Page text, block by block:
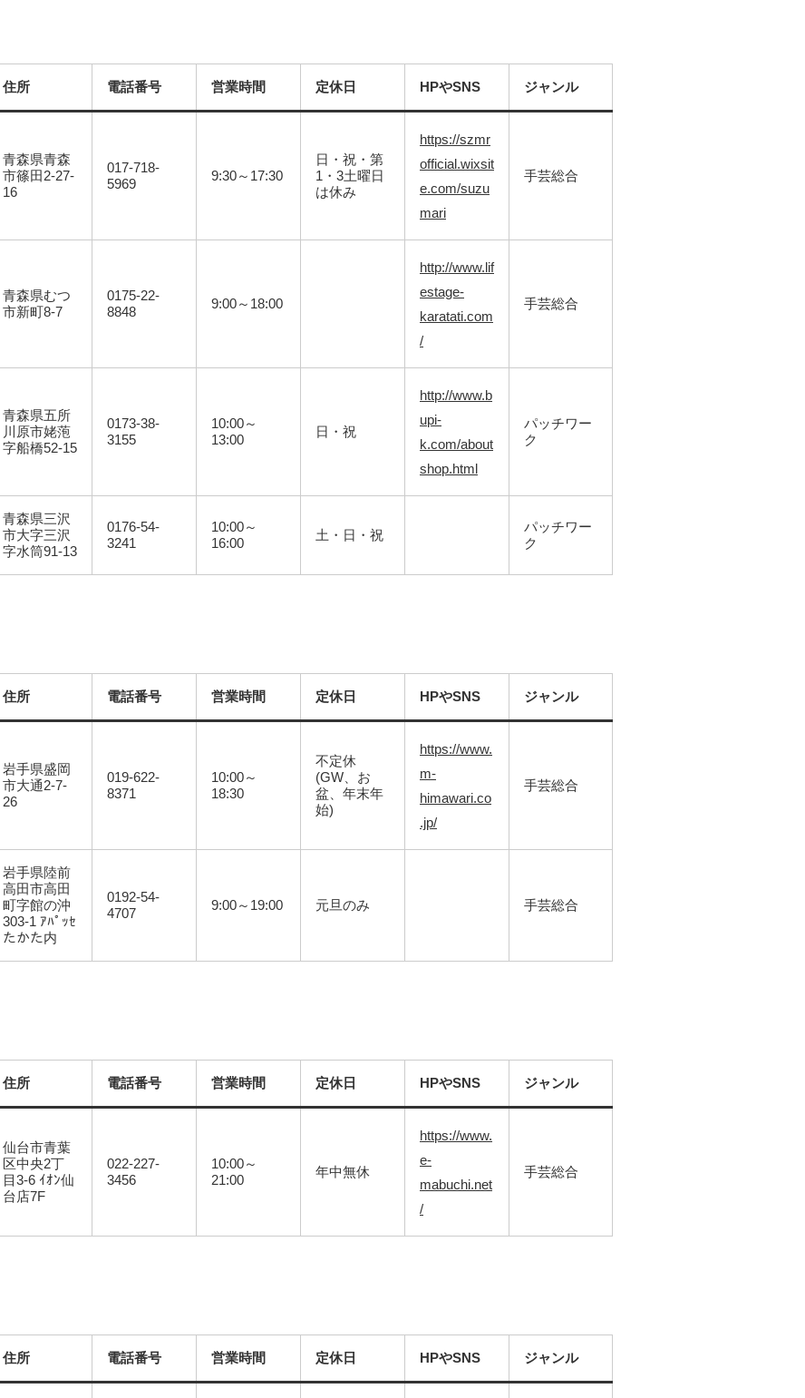
住所 電話番号 営業時間 定休日 HPやSNS ジャンル
青森県青森
市篠田2-27-
16
017-718-
5969
9:30～17:30
日・祝・第
1・3土曜日
は休み
https://szmr
official.wixsit
e.com/suzu
mari
手芸総合
青森県むつ
市新町8-7
0175-22-
8848
9:00～18:00
http://www.lif
estage-
karatati.com
/
手芸総合
青森県五所
川原市姥萢
字船橋52-15
0173-38-
3155
10:00～
13:00
日・祝
http://www.b
upi-
k.com/about
shop.html
パッチワー
ク
青森県三沢
市大字三沢
字水筒91-13
0176-54-
3241
10:00～
16:00
土・日・祝
パッチワー
ク
住所 電話番号 営業時間 定休日 HPやSNS ジャンル
岩手県盛岡
市大通2-7-
26
019-622-
8371
10:00～
18:30
不定休
(GW、お
盆、年末年
始)
https://www.
m-
himawari.co
.jp/
手芸総合
岩手県陸前
高田市高田
町字館の沖
303-1 ｱﾊﾟｯｾ
たかた内
0192-54-
4707
9:00～19:00 元旦のみ 手芸総合
住所 電話番号 営業時間 定休日 HPやSNS ジャンル
仙台市青葉
区中央2丁
目3-6 ｲｵﾝ仙
台店7F
022-227-
3456
10:00～
21:00
年中無休
https://www.
e-
mabuchi.net
/
手芸総合
住所 電話番号 営業時間 定休日 HPやSNS ジャンル